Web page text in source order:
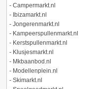
- Campermarkt.nl
- Ibizamarkt.nl
- Jongerenmarkt.nl
- Kampeerspullenmarkt.nl
- Kerstspullenmarkt.nl
- Klusjesmarkt.nl
- Mkbaanbod.nl
- Modellenplein.nl
- Skimarkt.nl